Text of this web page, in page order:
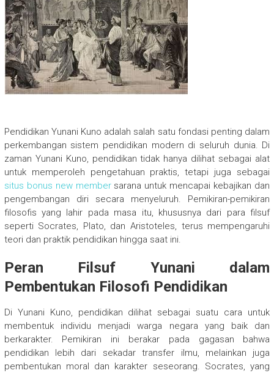
Pendidikan Yunani Kuno adalah salah satu fondasi penting dalam
perkembangan sistem pendidikan modern di seluruh dunia. Di
zaman Yunani Kuno, pendidikan tidak hanya dilihat sebagai alat
untuk memperoleh pengetahuan praktis, tetapi juga sebagai
situs bonus new membersarana untuk mencapai kebajikan dan
pengembangan diri secara menyeluruh. Pemikiran-pemikiran
filosofis yang lahir pada masa itu, khususnya dari para filsuf
seperti Socrates, Plato, dan Aristoteles, terus mempengaruhi
teori dan praktik pendidikan hingga saat ini.
Peran Filsuf Yunani dalam
Pembentukan Filosofi Pendidikan
Di Yunani Kuno, pendidikan dilihat sebagai suatu cara untuk
membentuk individu menjadi warga negara yang baik dan
berkarakter. Pemikiran ini berakar pada gagasan bahwa
pendidikan lebih dari sekadar transfer ilmu, melainkan juga
pembentukan moral dan karakter seseorang. Socrates, yang